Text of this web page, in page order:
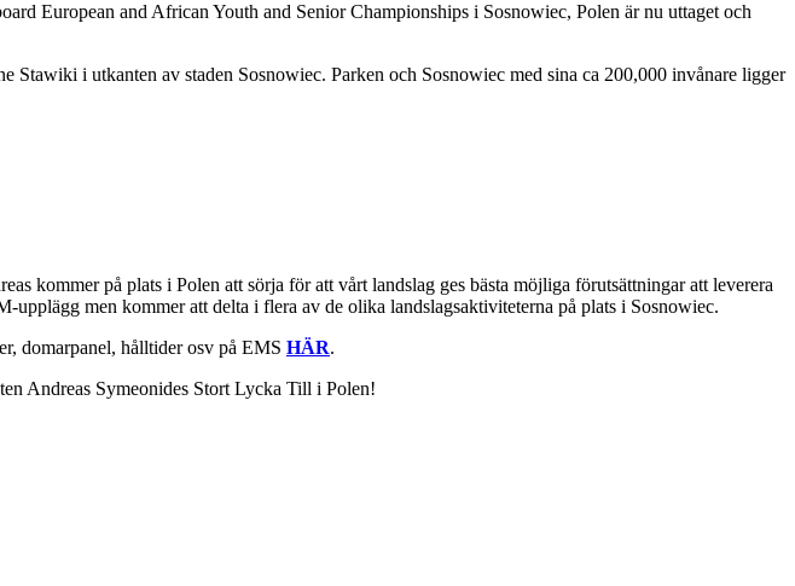
European and African Youth and Senior Championships i Sosnowiec, Polen är nu uttaget och
i utkanten av staden Sosnowiec. Parken och Sosnowiec med sina ca 200,000 invånare ligger
kommer på plats i Polen att sörja för att vårt landslag ges bästa möjliga förutsättningar att leverera
men kommer att delta i flera av de olika landslagsaktiviteterna på plats i Sosnowiec.
domarpanel, hålltider osv på EMS HÄR.
Andreas Symeonides Stort Lycka Till i Polen!